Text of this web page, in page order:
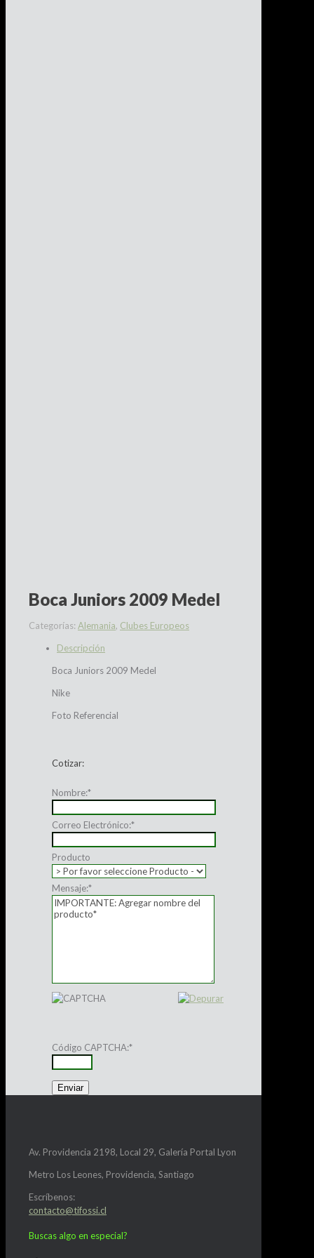
Boca Juniors 2009 Medel
Categorías: Alemania, Clubes Europeos
Descripción
Boca Juniors 2009 Medel
Nike
Foto Referencial
Cotizar:
Nombre:*
Correo Electrónico:*
Producto
Mensaje:*
Código CAPTCHA:*
Av. Providencia 2198, Local 29, Galería Portal Lyon
Metro Los Leones, Providencia, Santiago
Escríbenos:
contacto@tifossi.cl
Buscas algo en especial?